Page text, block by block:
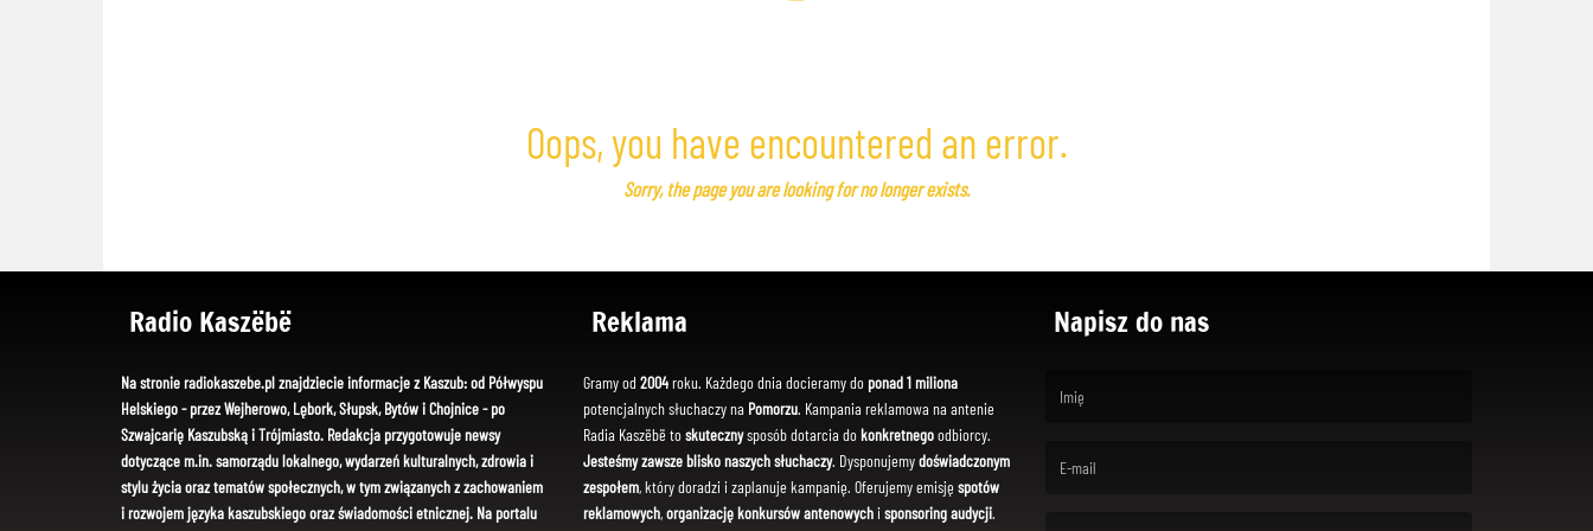
Oops, you have encountered an error.
Sorry, the page you are looking for no longer exists.
Radio Kaszëbë
Na stronie radiokaszebe.pl znajdziecie informacje z Kaszub: od Półwyspu
Helskiego - przez Wejherowo, Lębork, Słupsk, Bytów i Chojnice - po
Szwajcarię Kaszubską i Trójmiasto. Redakcja przygotowuje newsy
dotyczące m.in. samorządu lokalnego, wydarzeń kulturalnych, zdrowia i
stylu życia oraz tematów społecznych, w tym związanych z zachowaniem
i rozwojem języka kaszubskiego oraz świadomości etnicznej. Na portalu
Reklama
Gramy od 2004roku. Każdego dnia docieramy do ponad 1 miliona
potencjalnych słuchaczy na Pomorzu. Kampania reklamowa na antenie
Radia Kaszëbë toskutecznysposób dotarcia dokonkretnegoodbiorcy.
Jesteśmy zawsze blisko naszych słuchaczy. Dysponujemydoświadczonym
zespołem, który doradzi i zaplanuje kampanię. Oferujemy emisję spotów
reklamowych,organizację konkursów antenowychi sponsoring audycji.
Napisz do nas